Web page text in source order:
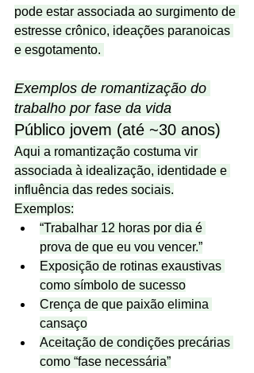
pode estar associada ao surgimento de
estresse crônico, ideações paranoicas
e esgotamento.
Exemplos de romantização do
trabalho por fase da vida
Público jovem (até ~30 anos)
Aqui a romantização costuma vir
associada à idealização, identidade e
influência das redes sociais.
Exemplos:
“Trabalhar 12 horas por dia é
prova de que eu vou vencer.”
Exposição de rotinas exaustivas
como símbolo de sucesso
Crença de que paixão elimina
cansaço
Aceitação de condições precárias
como “fase necessária”